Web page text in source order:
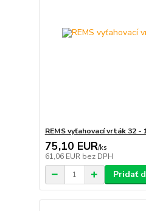
REMS vyťahovací vrták 32 -
75,10 EUR/ks
61,06 EUR bez DPH
Pridať